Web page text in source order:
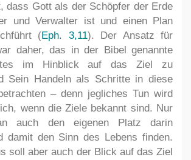
dass Gott als der Schöpfer der Erde
und Verwalter ist und einen Plan
(Eph. 3,11). Der Ansatz für
daher, das in der Bibel genannte
im Hinblick auf das Ziel zu
Sein Handeln als Schritte in diese
– denn jegliches Tun wird
wenn die Ziele bekannt sind. Nur
auch den eigenen Platz darin
damit den Sinn des Lebens finden.
soll aber auch der Blick auf das Ziel